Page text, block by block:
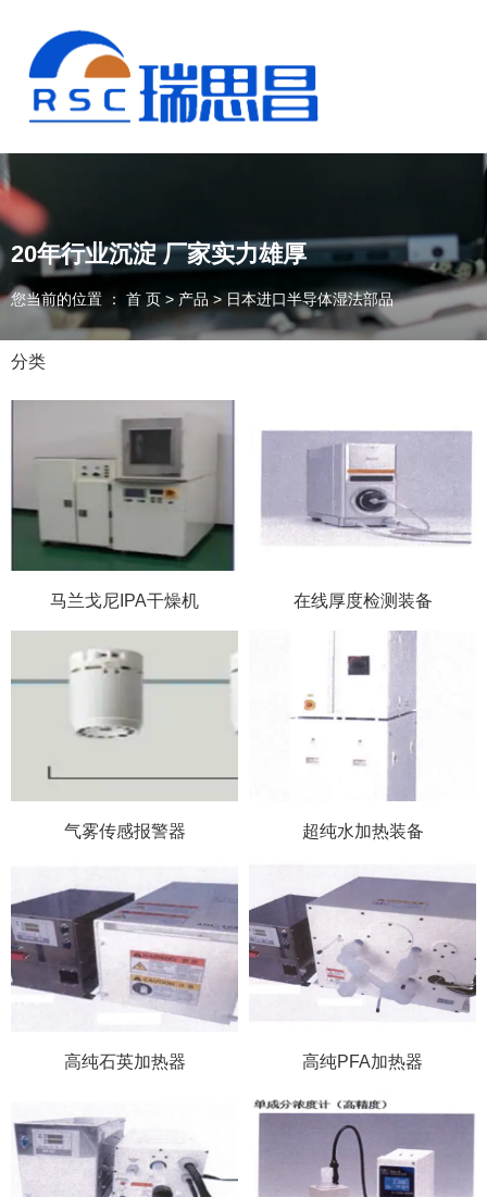
13925235098
20年行业沉淀 厂家实力雄厚
您当前的位置 ： 首 页 > 产品 > 日本进口半导体湿法部品
分类
马兰戈尼IPA干燥机 在线厚度检测装备
气雾传感报警器 超纯水加热装备
高纯石英加热器 高纯PFA加热器